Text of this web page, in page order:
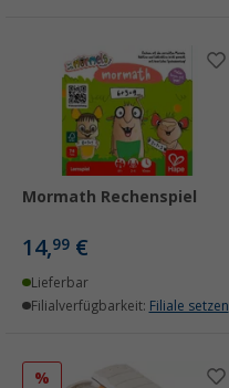
Mormath Rechenspiel
14,99 €
Lieferbar
Filialverfügbarkeit: Filiale setzen
%